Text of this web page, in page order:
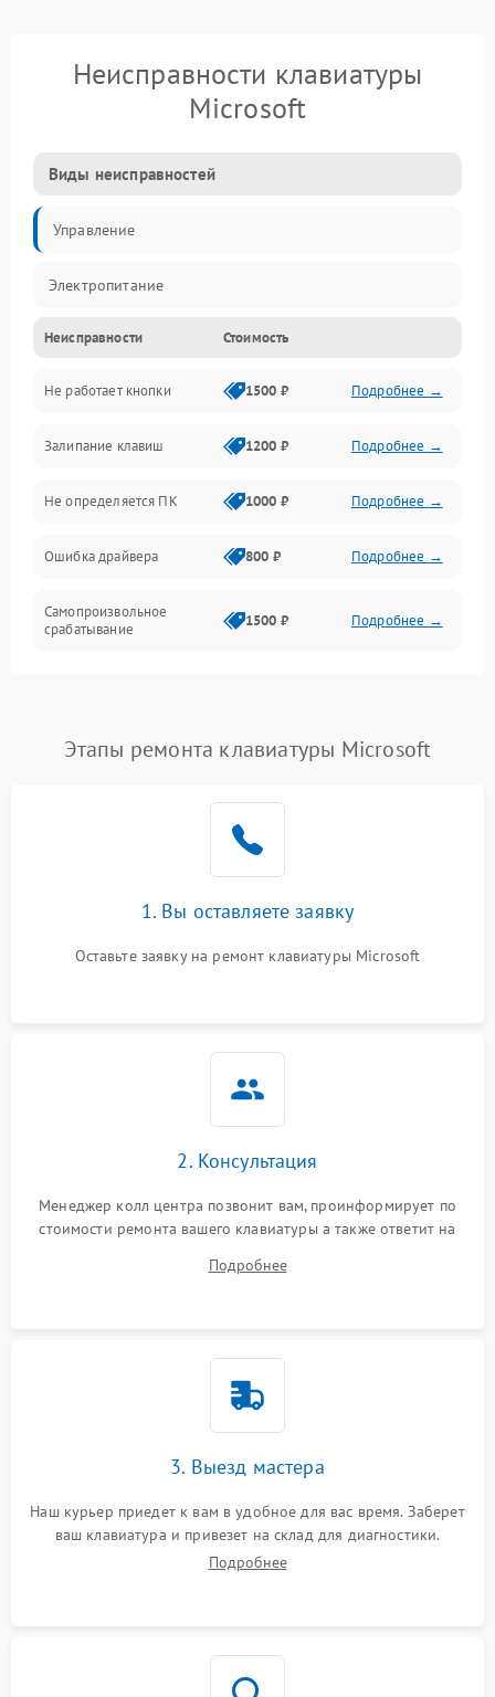
Неисправности клавиатуры
Microsoft
Виды неисправностей
Управление
Электропитание
Неисправности Стоимость
Не работает кнопки 1500 ₽ Подробнее →
Залипание клавиш 1200 ₽ Подробнее →
Не определяется ПК 1000 ₽ Подробнее →
Ошибка драйвера 800 ₽ Подробнее →
Самопроизвольное
срабатывание
1500 ₽ Подробнее →
Этапы ремонта клавиатуры Microsoft
1. Вы оставляете заявку
Оставьте заявку на ремонт клавиатуры Microsoft
2. Консультация
Менеджер колл центра позвонит вам, проинформирует по
стоимости ремонта вашего клавиатуры а также ответит на
Подробнее
3. Выезд мастера
Наш курьер приедет к вам в удобное для вас время. Заберет
ваш клавиатура и привезет на склад для диагностики.
Подробнее